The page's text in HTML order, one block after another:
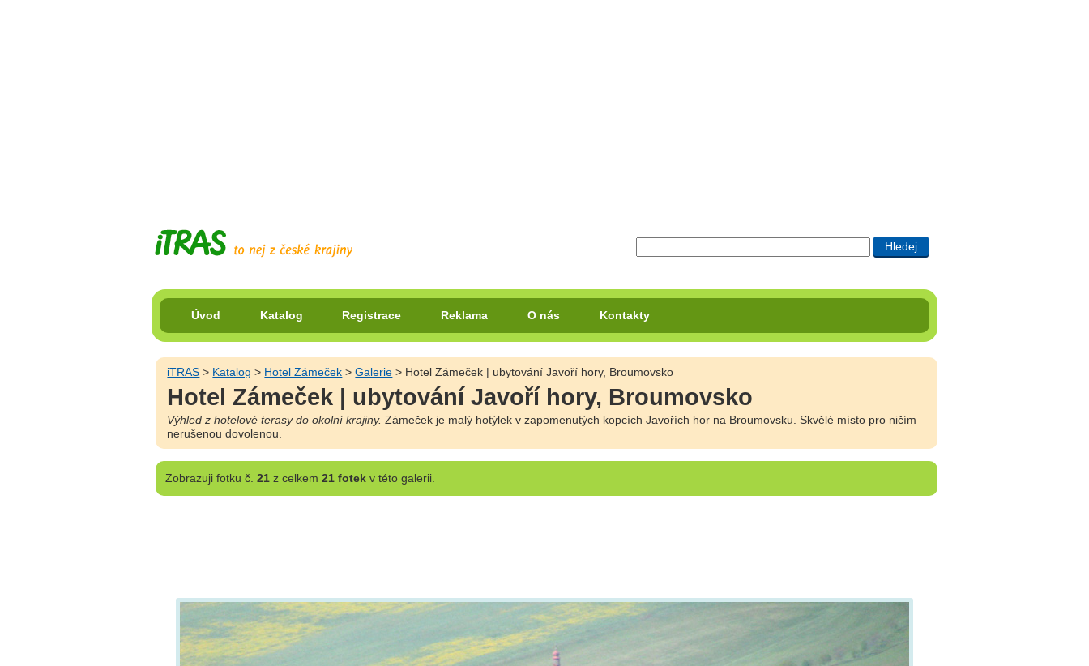
Úvod Katalog Registrace Reklama O nás Kontakty
iTRAS > Katalog > Hotel Zámeček >Galerie > Hotel Zámeček | ubytování Javoří hory, Broumovsko
Hotel Zámeček | ubytování Javoří hory, Broumovsko
Výhled z hotelové terasy do okolní krajiny. Zámeček je malý hotýlek v zapomenutých kopcích Javořích hor na Broumovsku. Skvělé místo pro ničím
nerušenou dovolenou.
Zobrazujifotku č. 21z celkem 21 fotekv této galerii.